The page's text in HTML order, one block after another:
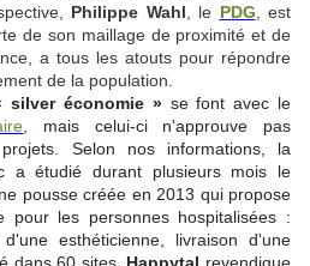
Philippe Wahl , le PDG , est
de son maillage de proximité et de
a tous les atouts pour répondre
de la population.
silver économie »se font avec le
, mais celui-ci n'approuve pas
Selon nos informations, la
a étudié durant plusieurs mois le
pousse créée en 2013 qui propose
pour les personnes hospitalisées :
esthéticienne, livraison d'une